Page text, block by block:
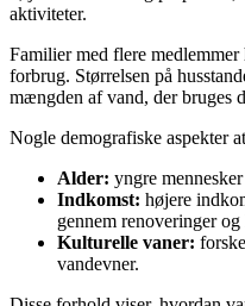
aktiviteter.
Familier med flere medlemmer
forbrug. Størrelsen på
mængden af vand, der bruges
Nogle demografiske aspekter
Alder: yngre
Indkomst: højere
gennem renoveringer og
Kulturelle vaner:
vandevner.